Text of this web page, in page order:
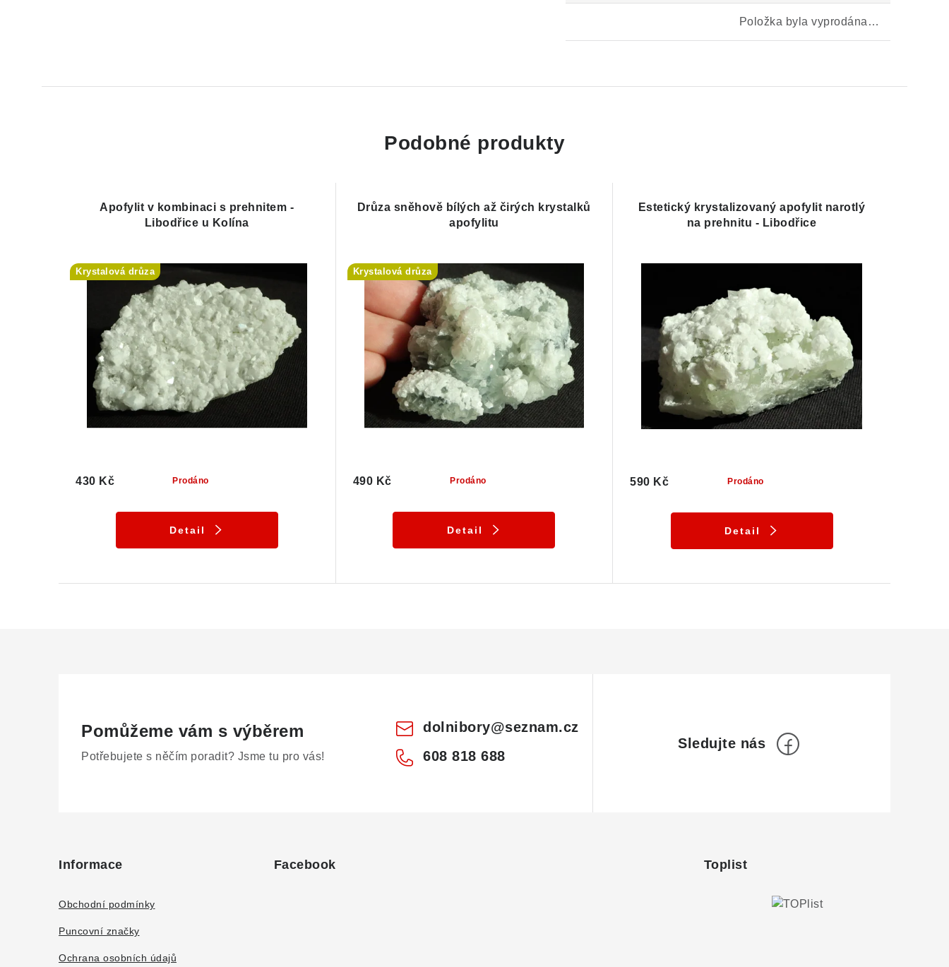
Položka byla vyprodána…
Podobné produkty
Apofylit v kombinaci s prehnitem -
Libodřice u Kolína
Krystalová drůza
Prodáno
430 Kč
Detail
Drůza sněhově bílých až čirých krystalků
apofylitu
Krystalová drůza
Prodáno
490 Kč
Detail
Estetický krystalizovaný apofylit narotlý
na prehnitu - Libodřice
Prodáno
590 Kč
Detail
Pomůžeme vám s výběrem
Potřebujete s něčím poradit? Jsme tu pro vás!
dolnibory@seznam.cz
608 818 688
Informace
Obchodní podmínky
Puncovní značky
Ochrana osobních údajů
Facebook Toplist